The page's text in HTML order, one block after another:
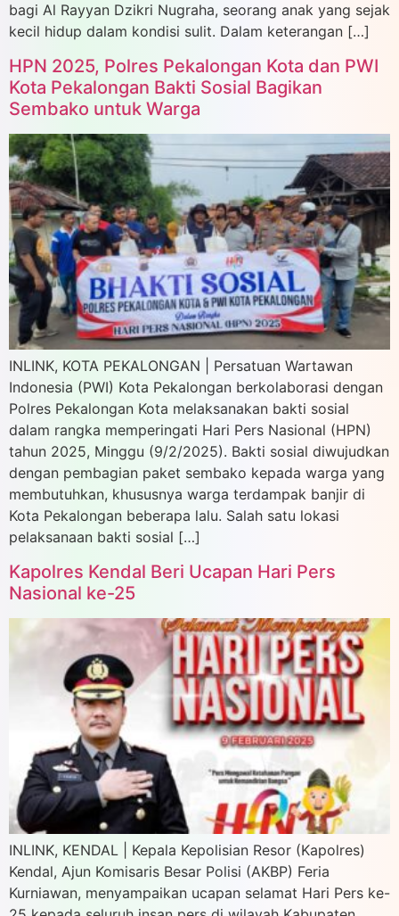
bagi Al Rayyan Dzikri Nugraha, seorang anak yang sejak
kecil hidup dalam kondisi sulit. Dalam keterangan […]
HPN 2025, Polres Pekalongan Kota dan PWI
Kota Pekalongan Bakti Sosial Bagikan
Sembako untuk Warga
INLINK, KOTA PEKALONGAN | Persatuan Wartawan
Indonesia (PWI) Kota Pekalongan berkolaborasi dengan
Polres Pekalongan Kota melaksanakan bakti sosial
dalam rangka memperingati Hari Pers Nasional (HPN)
tahun 2025, Minggu (9/2/2025). Bakti sosial diwujudkan
dengan pembagian paket sembako kepada warga yang
membutuhkan, khususnya warga terdampak banjir di
Kota Pekalongan beberapa lalu. Salah satu lokasi
pelaksanaan bakti sosial […]
Kapolres Kendal Beri Ucapan Hari Pers
Nasional ke-25
INLINK, KENDAL | Kepala Kepolisian Resor (Kapolres)
Kendal, Ajun Komisaris Besar Polisi (AKBP) Feria
Kurniawan, menyampaikan ucapan selamat Hari Pers ke-